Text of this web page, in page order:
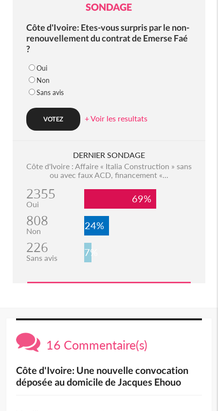
SONDAGE
Côte d'Ivoire: Etes-vous surpris par le non-
renouvellement du contrat de Emerse Faé
?
Oui
Non
Sans avis
+ Voir les resultats
DERNIER SONDAGE
Côte d'Ivoire : Affaire « Italia Construction » sans
ou avec faux ACD, financement «...
2355
Oui 69%
808
Non 24%
226
Sans avis 7%
16 Commentaire(s)
Côte d'Ivoire: Une nouvelle convocation
déposée au domicile de Jacques Ehouo